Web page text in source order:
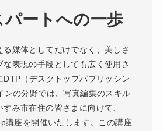
ートへの一歩
る媒体としてだけでなく、美しさ
な表現の手段としても広く使用さ
DTP（デスクトップパブリッシン
ンの分野では、写真編集のスキル
み市在住の皆さまに向けて、
講座を開催いたします。この講座